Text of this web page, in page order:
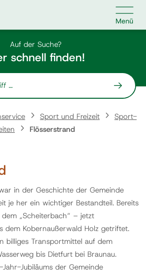

Auf der Suche?
schnell finden!
Sport und Freizeit
Sport-
Flösserstrand
in der Geschichte der Gemeinde
je her ein wichtiger Bestandteil. Bereits
„Scheiterbach“ – jetzt
dem Kobernaußerwald Holz getriftet.
billiges Transportmittel auf dem
bis Dietfurt bei Braunau.
Jubiläums der Gemeinde